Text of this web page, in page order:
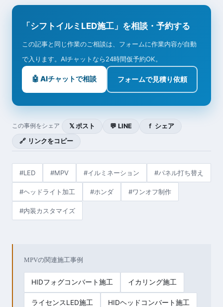
「シフトイルミLED施工」を相談・予約する
この記事と同じ作業のご相談は、フォームに作業内容が自動
で入ります。AIチャットなら24時間仮予約OK。
🤖 AIチャットで相談 フォームで見積り依頼
この事例をシェア 𝕏 ポスト 💬 LINE
ｆ シェア
🔗 リンクをコピー
#LED #MPV #イルミネーション #パネル打ち替え
#ヘッドライト加工 #ホンダ #ワンオフ制作
#内装カスタマイズ
MPVの関連施工事例
HIDフォグコンバート施工 イカリング施工
ライセンスLED施工 HIDヘッドコンバート施工